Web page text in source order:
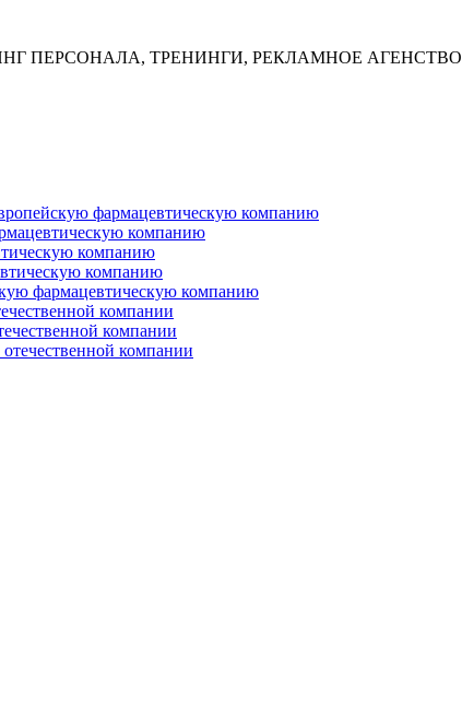
ПЕРСОНАЛА, ТРЕНИНГИ, РЕКЛАМНОЕ АГЕНСТВО
фармацевтическую компанию
компанию
компанию
компанию
фармацевтическую компанию
компании
компании
компании